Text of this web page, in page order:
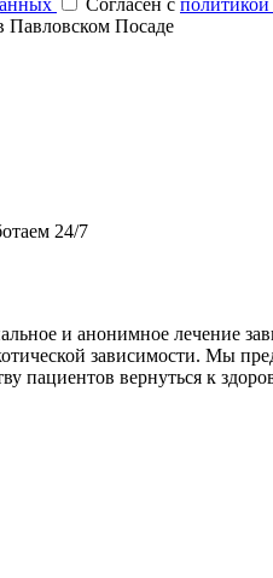
24/7
и анонимное лечение
зависимости. Мы
пациентов вернуться к